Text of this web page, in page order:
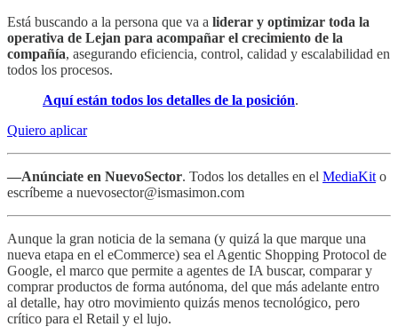
Está buscando a la persona que va a liderar y optimizar toda la
operativa de Lejan para acompañar el crecimiento de la
compañía, asegurando eficiencia, control, calidad y escalabilidad en
todos los procesos.
Aquí están todos los detalles de la posición.
Quiero aplicar
—Anúnciate en NuevoSector. Todos los detalles en el MediaKit o
escríbeme a nuevosector@ismasimon.com
Aunque la gran noticia de la semana (y quizá la que marque una
nueva etapa en el eCommerce) sea el Agentic Shopping Protocol de
Google, el marco que permite a agentes de IA buscar, comparar y
comprar productos de forma autónoma, del que más adelante entro
al detalle, hay otro movimiento quizás menos tecnológico, pero
crítico para el Retail y el lujo.